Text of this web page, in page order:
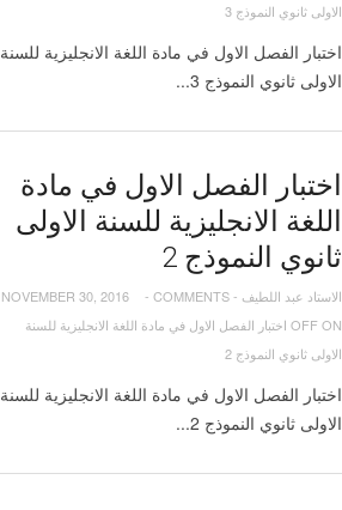
الاولى ثانوي النموذج 3
اختبار الفصل الاول في مادة اللغة الانجليزية للسنة
الاولى ثانوي النموذج 3...
اختبار الفصل الاول في مادة
اللغة الانجليزية للسنة الاولى
ثانوي النموذج 2
الاستاد عبد اللطيف -
NOVEMBER 30, 2016 - COMMENTS
OFF ON اختبار الفصل الاول في مادة اللغة الانجليزية للسنة
الاولى ثانوي النموذج 2
اختبار الفصل الاول في مادة اللغة الانجليزية للسنة
الاولى ثانوي النموذج 2...